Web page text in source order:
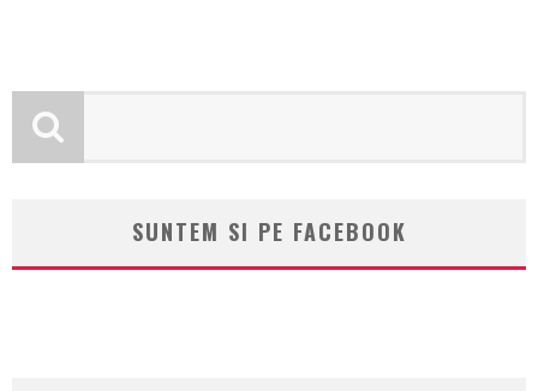
SUNTEM SI PE FACEBOOK